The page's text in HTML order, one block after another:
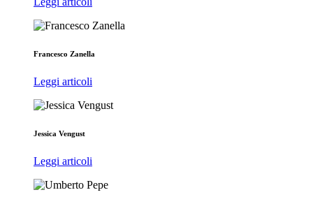
Francesco Zanella
Leggi articoli
Jessica Vengust
Leggi articoli